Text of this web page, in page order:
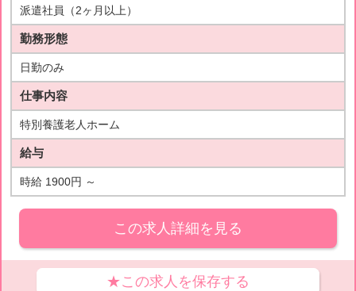
派遣社員（2ヶ月以上）
勤務形態
日勤のみ
仕事内容
特別養護老人ホーム
給与
時給 1900円 ～
この求人詳細を見る
★この求人を保存する